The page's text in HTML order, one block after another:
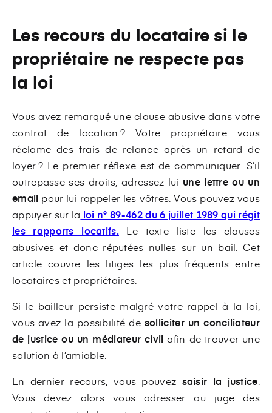
Les recours du locataire si le
propriétaire ne respecte pas
la loi
Vous avez remarqué une clause abusive dans votre
contrat de location ? Votre propriétaire vous
réclame des frais de relance après un retard de
loyer ? Le premier réflexe est de communiquer. S’il
outrepasse ses droits, adressez-lui une lettre ou un
email pour lui rappeler les vôtres. Vous pouvez vous
appuyer sur la loi n° 89-462 du 6 juillet 1989 qui régit
les rapports locatifs.Le texte liste les clauses
abusives et donc réputées nulles sur un bail. Cet
article couvre les litiges les plus fréquents entre
locataires et propriétaires.
Si le bailleur persiste malgré votre rappel à la loi,
vous avez la possibilité de solliciter un conciliateur
de justice ou un médiateur civil afin de trouver une
solution à l’amiable.
En dernier recours, vous pouvez saisir la justice
Vous devez alors vous adresser au juge des